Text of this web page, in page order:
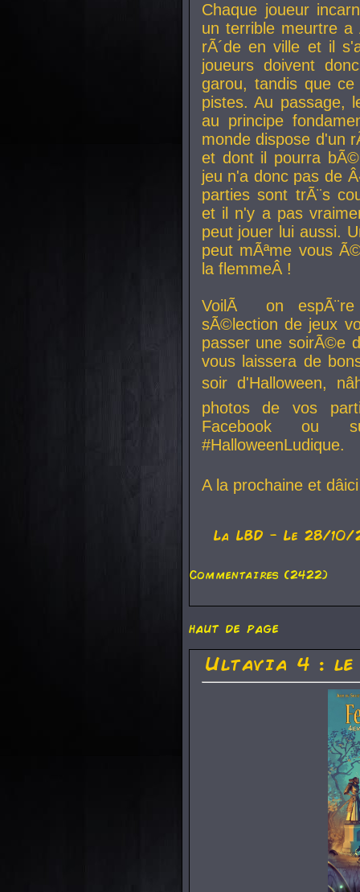
Chaque joueur
un terrible meurtre
rÃ´de en ville et il
joueurs doivent
garou, tandis que
pistes. Au passage,
au principe
monde dispose d'un
et dont il pourra
jeu n'a donc pas de
parties sont trÃ¨s
et il n'y a pas
peut jouer lui aussi.
peut mÃªme vous
la flemmeÂ !
VoilÃ on
sÃ©lection de jeux
passer une soirÃ©e
vous laissera de
soir d'Halloween,
photos de vos
Facebook ou
#HalloweenLudique.
A la prochaine et
La LBD - Le 28/10/
Commentaires (2422)
haut de page
Ultavia 4 :